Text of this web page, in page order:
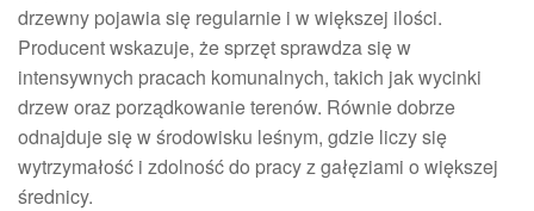
drzewny pojawia się regularnie i w większej ilości.
Producent wskazuje, że sprzęt sprawdza się w
intensywnych pracach komunalnych, takich jak wycinki
drzew oraz porządkowanie terenów. Równie dobrze
odnajduje się w środowisku leśnym, gdzie liczy się
wytrzymałość i zdolność do pracy z gałęziami o większej
średnicy.